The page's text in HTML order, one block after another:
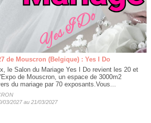
de Mouscron (Belgique) : Yes I Do
le Salon du Mariage Yes I Do revient les 20 et
de Mouscron, un espace de 3000m2
du mariage par 70 exposants.Vous...
03/2027 au 21/03/2027